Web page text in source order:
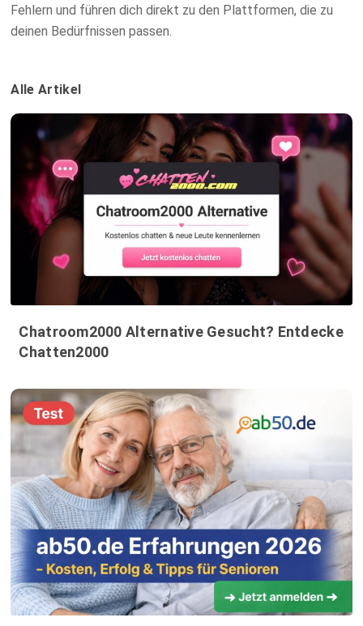
Fehlern und führen dich direkt zu den Plattformen, die zu
deinen Bedürfnissen passen.
Alle Artikel
Chatroom2000 Alternative Gesucht? Entdecke
Chatten2000